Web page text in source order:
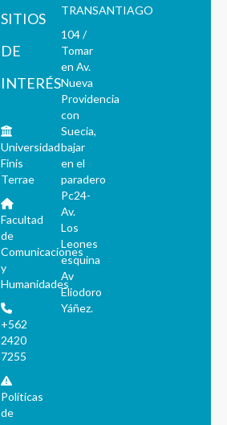
SITIOS
DE
INTERÉS
Universidad
Finis
Terrae
Facultad
de
Comunicaciones
y
Humanidades
+562
2420
7255
Políticas
de
TRANSANTIAGO
104 /
Tomar
en Av.
Nueva
Providencia
con
Suecia,
bajar
en el
paradero
Pc24-
Av.
Los
Leones
esquina
Av
Eliodoro
Yáñez.